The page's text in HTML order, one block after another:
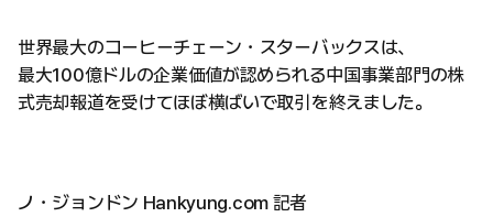
世界最大のコーヒーチェーン・スターバックスは、
最大100億ドルの企業価値が認められる中国事業部門の株
式売却報道を受けてほぼ横ばいで取引を終えました。
ノ・ジョンドン Hankyung.com 記者